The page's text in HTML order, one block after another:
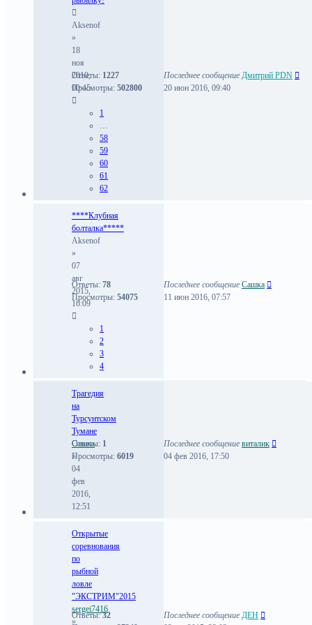
Aksenof
»
18
ноя
2010,
00:45
1
…
58
59
60
61
62
Ответы: 1227
Просмотры: 502800
Последнее сообщение Дмитрий PDN
20 июн 2016, 09:40
****Клубная
болталка*****
Aksenof
»
07
авг
2015,
16:09
1
2
3
4
Ответы: 78
Просмотры: 54075
Последнее сообщение Сашка
11 июн 2016, 07:57
Трагедия
на
Турсунтском
Тумане
Сашка
»
04
фев
2016,
12:51
Ответы: 1
Просмотры: 6019
Последнее сообщение виталик
04 фев 2016, 17:50
Открытые
соревнования
по
рыбной
ловле
"ЭКСТРИМ"2015
sergei7416
»
Ответы:32
Последнее сообщение ДЕН